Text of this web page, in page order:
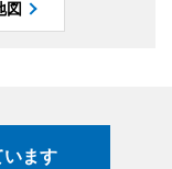
図
ます